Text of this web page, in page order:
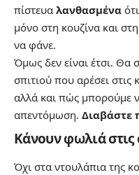
πίστευα λανθασμένα
μόνο στη κουζίνα και
να φάνε.
Όμως δεν είναι έτσι. Θα
σπιτιού που αρέσει
αλλά και πώς μπορούμε
απεντόμωση. Διαβάστε
Κάνουν φωλιά στις
Όχι στα ντουλάπια της